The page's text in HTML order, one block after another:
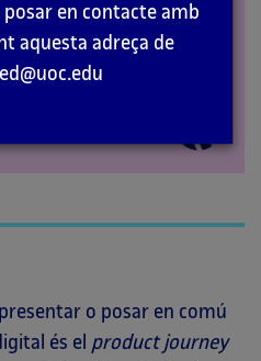
o posar en comú
és el product journey
en contacte amb
aquesta adreça de